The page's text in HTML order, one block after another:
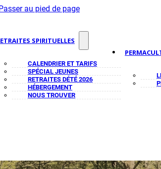
au pied de page
SPIRITUELLES
CALENDRIER ET TARIFS
SPÉCIAL JEUNES
RETRAITES DÉTÉ 2026
HÉBERGEMENT
NOUS TROUVER